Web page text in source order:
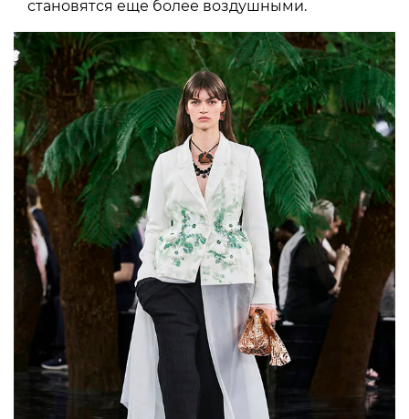
становятся еще более воздушными.